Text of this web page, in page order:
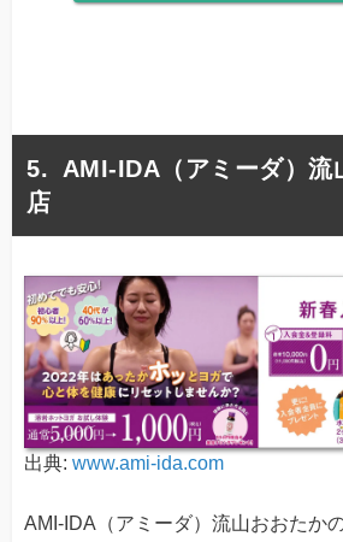
AMI-IDA（アミーダ）流
店
出典: www.ami-ida.com
AMI-IDA（アミーダ）流山おおたか